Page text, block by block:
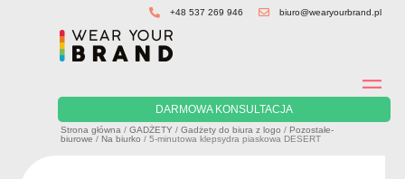
+48 537 269 946 biuro@wearyourbrand.pl
DARMOWA KONSULTACJA
Strona główna /GADŻETY /Gadżety do biura z logo / Pozostałe-
biurowe / Na biurko / 5-minutowa klepsydra piaskowa DESERT